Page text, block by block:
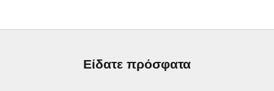
Είδατε πρόσφατα